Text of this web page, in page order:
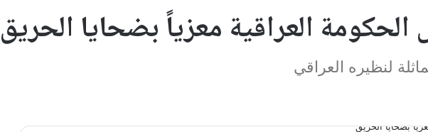
العراقية معزياً بضحايا الحريق
لنظيره العراقي